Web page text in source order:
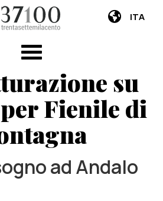
ITA
su
Fienile di
ad Andalo